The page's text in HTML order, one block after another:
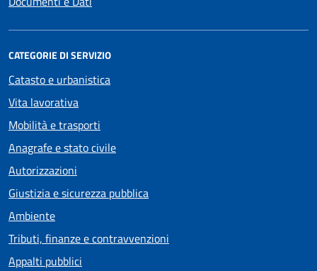
CATEGORIE DI SERVIZIO
Catasto e urbanistica
Vita lavorativa
Mobilità e trasporti
Anagrafe e stato civile
Autorizzazioni
Giustizia e sicurezza pubblica
Ambiente
Tributi, finanze e contravvenzioni
Appalti pubblici